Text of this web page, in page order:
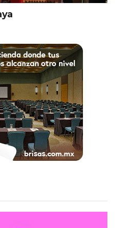
histórico).
gastronómico. La cocina
es uno de sus grandes
es Mariscos Beto, que
con con platillos típicos
taquitos gobernador, los
aguachile.